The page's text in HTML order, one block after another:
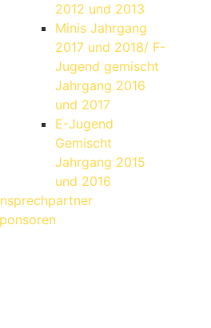
2012 und 2013
Minis Jahrgang
2017 und 2018/ F-
Jugend gemischt
Jahrgang 2016
und 2017
E-Jugend
Gemischt
Jahrgang 2015
und 2016